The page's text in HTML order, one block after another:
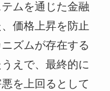
ムを通じた金融
価格上昇を防止
ズムが存在する
えで、最終的に
を上回るとして